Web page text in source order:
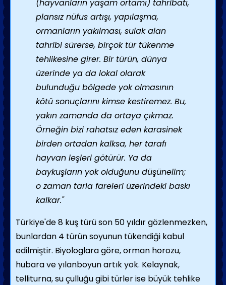
(hayvanların yaşam ortamı) tahribatı,
plansız nüfus artışı, yapılaşma,
ormanların yakılması, sulak alan
tahribi sürerse, birçok tür tükenme
tehlikesine girer. Bir türün, dünya
üzerinde ya da lokal olarak
bulunduğu bölgede yok olmasının
kötü sonuçlarını kimse kestiremez. Bu,
yakın zamanda da ortaya çıkmaz.
Örneğin bizi rahatsız eden karasinek
birden ortadan kalksa, her tarafı
hayvan leşleri götürür. Ya da
baykuşların yok olduğunu düşünelim;
o zaman tarla fareleri üzerindeki baskı
kalkar."
Türkiye'de 8 kuş türü son 50 yıldır gözlenmezken,
bunlardan 4 türün soyunun tükendiği kabul
edilmiştir. Biyologlara göre, orman horozu,
hubara ve yılanboyun artık yok. Kelaynak,
telliturna, su çulluğu gibi türler ise büyük tehlike